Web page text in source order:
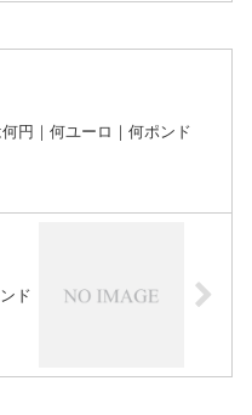
円｜何ユーロ｜何ポンド
ド